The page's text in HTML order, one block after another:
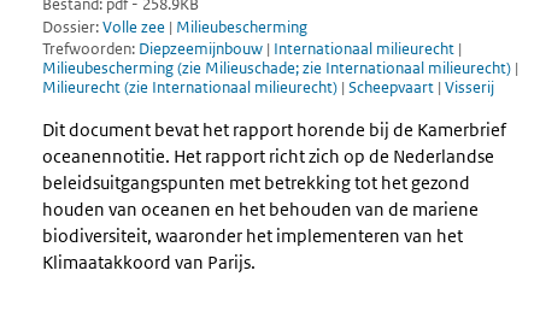
Dossier:Volle zee | Milieubescherming
Trefwoorden: Diepzeemijnbouw | Internationaal milieurecht |
Milieubescherming (zie Milieuschade; zie Internationaal milieurecht) |
Milieurecht (zie Internationaal milieurecht) | Scheepvaart | Visserij
Dit document bevat het rapport horende bij de Kamerbrief
oceanennotitie. Het rapport richt zich op de Nederlandse
beleidsuitgangspunten met betrekking tot het gezond
houden van oceanen en het behouden van de mariene
biodiversiteit, waaronder het implementeren van het
Klimaatakkoord van Parijs.